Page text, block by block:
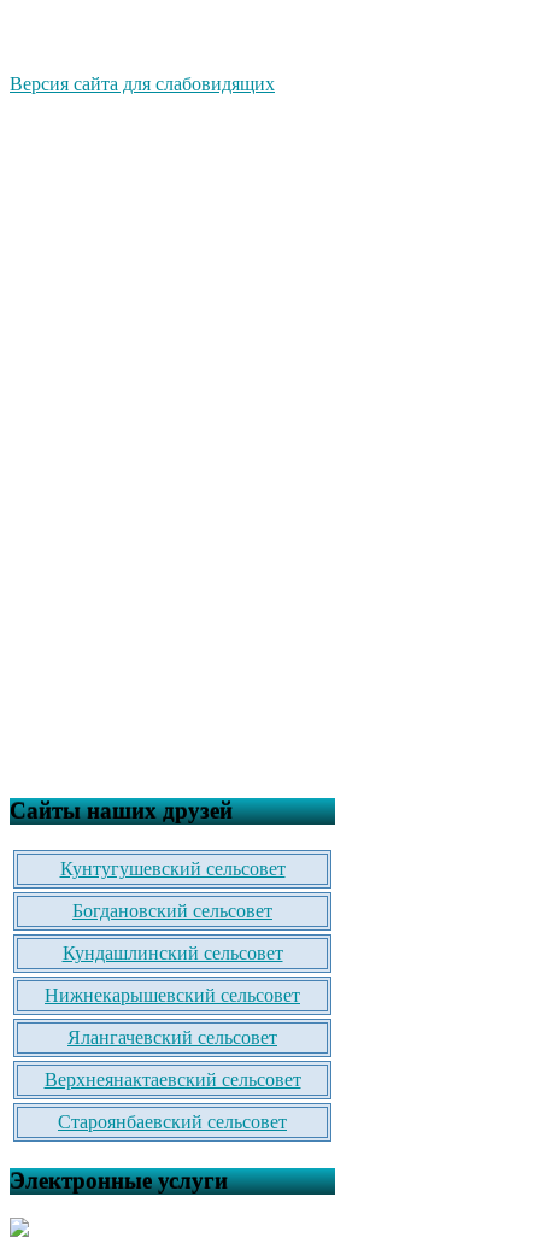
Версия сайта для слабовидящих
Сайты наших друзей
Кунтугушевский сельсовет
Богдановский сельсовет
Кундашлинский сельсовет
Нижнекарышевский сельсовет
Ялангачевский сельсовет
Верхнеянактаевский сельсовет
Староянбаевский сельсовет
Электронные услуги